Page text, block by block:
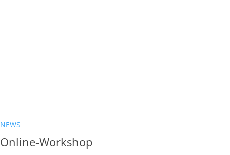
NEWS
Online-Workshop